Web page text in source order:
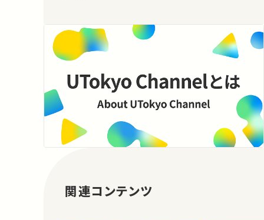
関連コンテンツ